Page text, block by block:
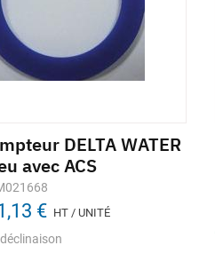
DELTA WATER
avec ACS
€ HT / UNITÉ